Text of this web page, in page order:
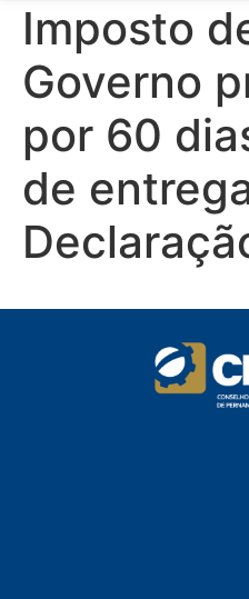
Imposto
Governo
por 60
de